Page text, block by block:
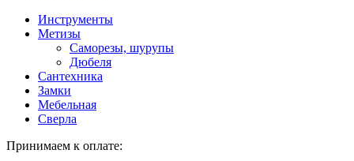
Инструменты
Метизы
Саморезы, шурупы
Дюбеля
Сантехника
Замки
Мебельная
Сверла
Принимаем к оплате: